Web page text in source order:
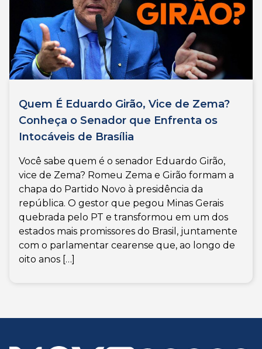
Quem É Eduardo Girão, Vice de Zema?
Conheça o Senador que Enfrenta os
Intocáveis de Brasília
Você sabe quem é o senador Eduardo Girão,
vice de Zema? Romeu Zema e Girão formam a
chapa do Partido Novo à presidência da
república. O gestor que pegou Minas Gerais
quebrada pelo PT e transformou em um dos
estados mais promissores do Brasil, juntamente
com o parlamentar cearense que, ao longo de
oito anos […]